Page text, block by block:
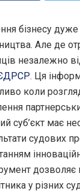
бізнесу
Але де
незалежно
. Ця
коли
суб’єкт має
судових
у різних